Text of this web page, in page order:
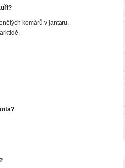
komárů v jantaru.